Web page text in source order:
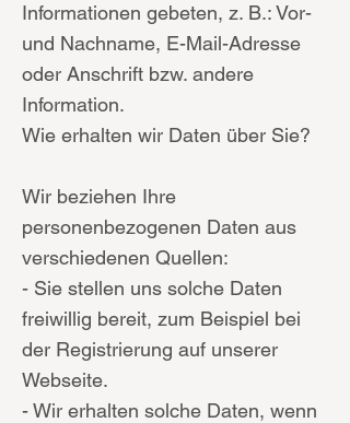
Informationen gebeten, z. B.: Vor-
und Nachname, E-Mail-Adresse
oder Anschrift bzw. andere
Information.
Wie erhalten wir Daten über Sie?
Wir beziehen Ihre
personenbezogenen Daten aus
verschiedenen Quellen:
- Sie stellen uns solche Daten
freiwillig bereit, zum Beispiel bei
der Registrierung auf unserer
Webseite.
- Wir erhalten solche Daten, wenn